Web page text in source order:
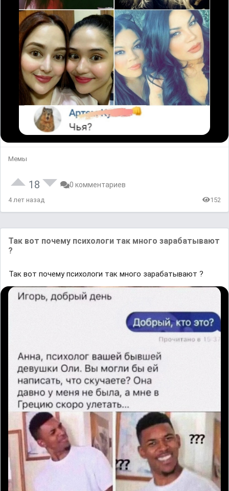
Мемы
18 0 комментариев
4 лет назад 152
Так вот почему психологи так много зарабатывают
?
Так вот почему психологи так много зарабатывают ?